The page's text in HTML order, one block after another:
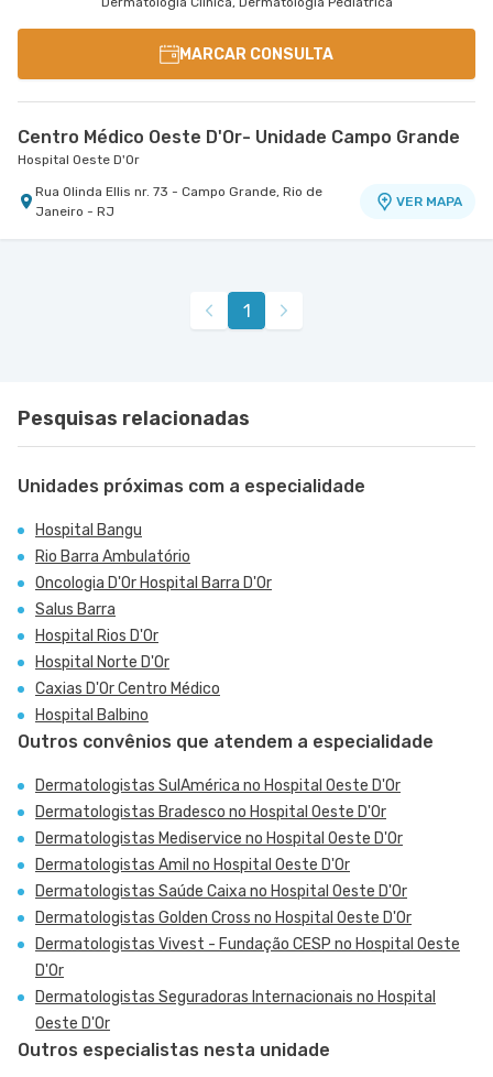
MARCAR CONSULTA
Centro Médico Oeste D'Or- Unidade Campo Grande
Hospital Oeste D'Or
Rua Olinda Ellis nr. 73 - Campo Grande, Rio de
Janeiro - RJ
VER MAPA
1
Pesquisas relacionadas
Unidades próximas com a especialidade
Hospital Bangu
Rio Barra Ambulatório
Oncologia D'Or Hospital Barra D'Or
Salus Barra
Hospital Rios D'Or
Hospital Norte D'Or
Caxias D'Or Centro Médico
Hospital Balbino
Outros convênios que atendem a especialidade
Dermatologistas SulAmérica no Hospital Oeste D'Or
Dermatologistas Bradesco no Hospital Oeste D'Or
Dermatologistas Mediservice no Hospital Oeste D'Or
Dermatologistas Amil no Hospital Oeste D'Or
Dermatologistas Saúde Caixa no Hospital Oeste D'Or
Dermatologistas Golden Cross no Hospital Oeste D'Or
Dermatologistas Vivest - Fundação CESP no Hospital Oeste
D'Or
Dermatologistas Seguradoras Internacionais no Hospital
Oeste D'Or
Outros especialistas nesta unidade